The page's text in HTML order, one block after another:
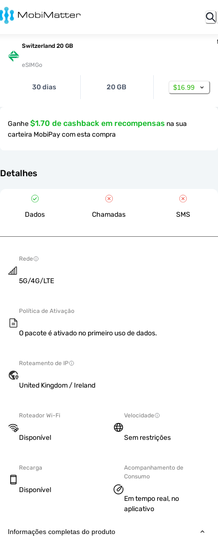
Switzerland 20 GB
eSIMGo
30 dias 20 GB $16.99
Ganhe$1.70 de cashback em recompensas na sua
carteira MobiPay com esta compra
Detalhes
Dados Chamadas SMS
Rede
5G/4G/LTE
Política de Ativação
O pacote é ativado no primeiro uso de dados.
Roteamento de IP
United Kingdom / Ireland
Roteador Wi-Fi
Disponível
Velocidade
Sem restrições
Recarga
Disponível
Acompanhamento de
Consumo
Em tempo real, no
aplicativo
Informações completas do produto